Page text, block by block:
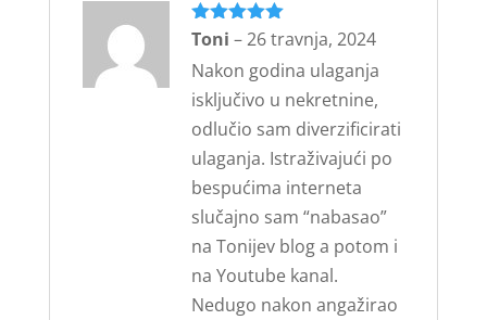
Ocijenjeno5
Toni –26 travnja, 2024
Nakon godina ulaganja
isključivo u nekretnine,
odlučio sam diverzificirati
ulaganja. Istraživajući po
bespućima interneta
slučajno sam “nabasao”
na Tonijev blog a potom i
na Youtube kanal.
Nedugo nakon angažirao